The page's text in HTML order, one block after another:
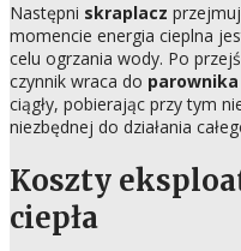
Następni skraplacz
momencie energia cieplna
celu ogrzania wody. Po
czynnik wraca do parownika
ciągły, pobierając przy tym
niezbędnej do działania
Koszty
ciepła